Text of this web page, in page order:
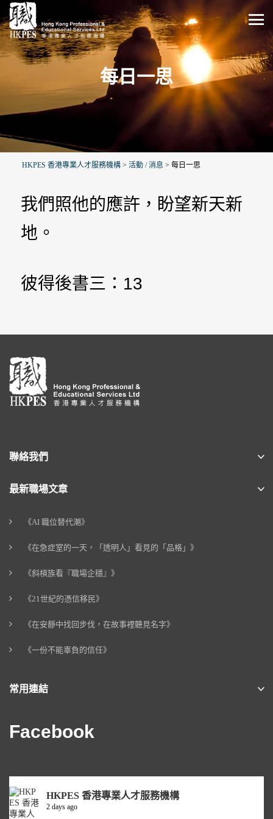
每日一思
HKPES 香港專業人才服務機構 > 活動 / 消息 > 每日一思
我們照他的應許，盼望新天新
地。
彼得後書三：13
聯絡我們
最新職場文章
《AI 職位替代潮》
《在急症室的一天，「透明人」看見的「品格」》
《斜槓族看『職場企穩』》
《21世紀的憑信移民》
《在安靜中找回步伐，在故事裡聽見名字》
《一份不能辜負的信任》
常用連結
Facebook
HKPES 香港專業人才服務機構
2 days ago